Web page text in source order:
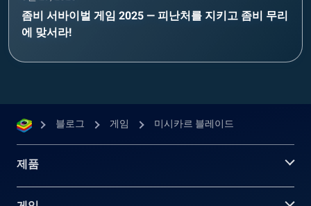
좀비 서바이벌 게임 2025 — 피난처를 지키고 좀비 무리
에 맞서라!
블로그 게임 미시카르 블레이드
제품